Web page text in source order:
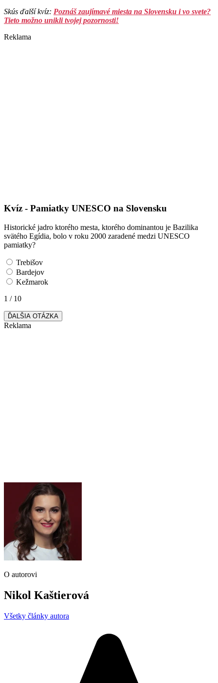
Skús ďalší kvíz: Poznáš zaujímavé miesta na Slovensku i vo svete?
Tieto možno unikli tvojej pozornosti!
Reklama
Kvíz - Pamiatky UNESCO na Slovensku
Historické jadro ktorého mesta, ktorého dominantou je Bazilika
svätého Egídia, bolo v roku 2000 zaradené medzi UNESCO
pamiatky?
Trebišov
Bardejov
Kežmarok
1 / 10
ĎALŠIA OTÁZKA
Reklama
O autorovi
Nikol Kaštierová
Všetky články autora